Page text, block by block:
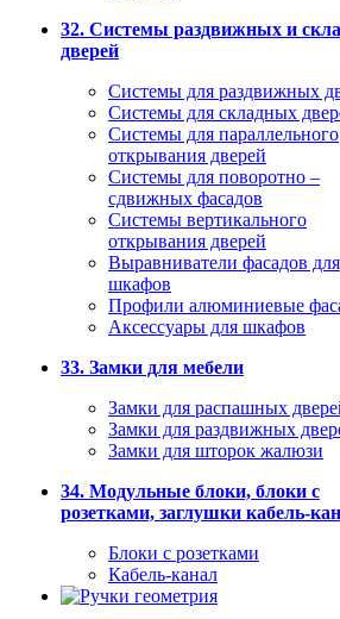
32. Системы раздвижных и
дверей
Системы для раздвижных
Системы для складных
Системы для параллельного
открывания дверей
Системы для поворотно –
сдвижных фасадов
Системы вертикального
открывания дверей
Выравниватели фасадов для
шкафов
Профили алюминиевые
Аксессуары для шкафов
33. Замки для мебели
Замки для распашных
Замки для раздвижных
Замки для шторок жалюзи
34. Модульные блоки, блоки с
розетками, заглушки кабель-
Блоки с розетками
Кабель-канал